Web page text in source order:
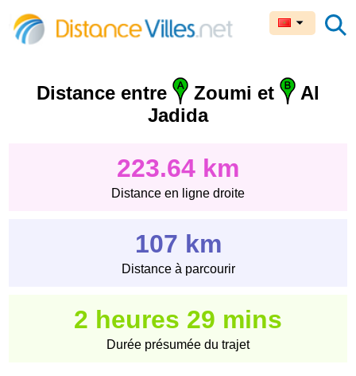
Distance entre Zoumi et
Al
Jadida
223.64 km
Distance en ligne droite
107 km
Distance à parcourir
2 heures 29 mins
Durée présumée du trajet